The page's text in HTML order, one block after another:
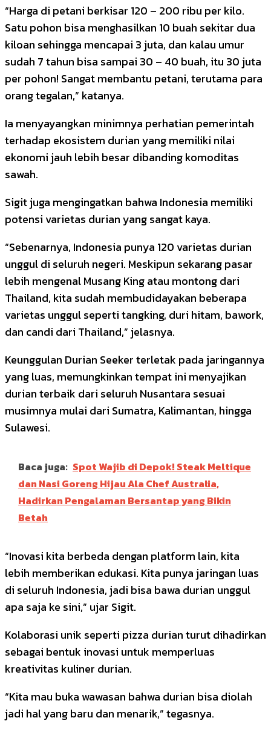
“Harga di petani berkisar 120 – 200 ribu per kilo.
Satu pohon bisa menghasilkan 10 buah sekitar dua
kiloan sehingga mencapai 3 juta, dan kalau umur
sudah 7 tahun bisa sampai 30 – 40 buah, itu 30 juta
per pohon! Sangat membantu petani, terutama para
orang tegalan,” katanya.
Ia menyayangkan minimnya perhatian pemerintah
terhadap ekosistem durian yang memiliki nilai
ekonomi jauh lebih besar dibanding komoditas
sawah.
Sigit juga mengingatkan bahwa Indonesia memiliki
potensi varietas durian yang sangat kaya.
“Sebenarnya, Indonesia punya 120 varietas durian
unggul di seluruh negeri. Meskipun sekarang pasar
lebih mengenal Musang King atau montong dari
Thailand, kita sudah membudidayakan beberapa
varietas unggul seperti tangking, duri hitam, bawork,
dan candi dari Thailand,” jelasnya.
Keunggulan Durian Seeker terletak pada jaringannya
yang luas, memungkinkan tempat ini menyajikan
durian terbaik dari seluruh Nusantara sesuai
musimnya mulai dari Sumatra, Kalimantan, hingga
Sulawesi.
Baca juga: Spot Wajib di Depok! Steak Meltique
dan Nasi Goreng Hijau Ala Chef Australia,
Hadirkan Pengalaman Bersantap yang Bikin
Betah
“Inovasi kita berbeda dengan platform lain, kita
lebih memberikan edukasi. Kita punya jaringan luas
di seluruh Indonesia, jadi bisa bawa durian unggul
apa saja ke sini,” ujar Sigit.
Kolaborasi unik seperti pizza durian turut dihadirkan
sebagai bentuk inovasi untuk memperluas
kreativitas kuliner durian.
“Kita mau buka wawasan bahwa durian bisa diolah
jadi hal yang baru dan menarik,” tegasnya.